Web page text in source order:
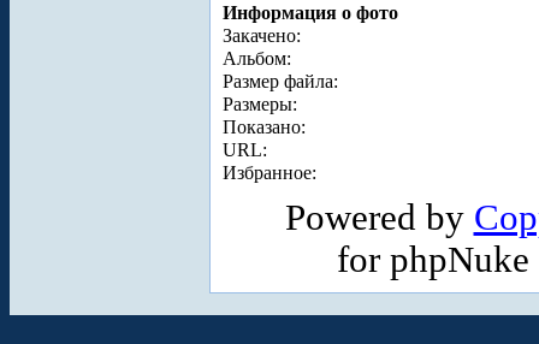
Информация о фото
Закачено:
Альбом:
Размер файла:
Размеры:
Показано:
URL:
Избранное:
Powered by
for